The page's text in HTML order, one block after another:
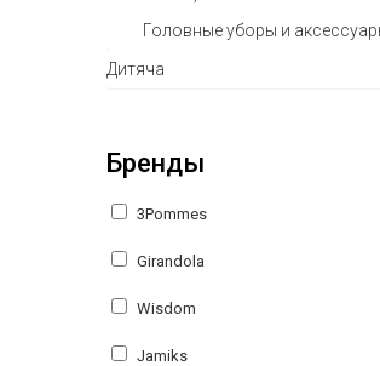
Головные уборы и
Дитяча
Бренды
3Pommes
Girandola
Wisdom
Jamiks